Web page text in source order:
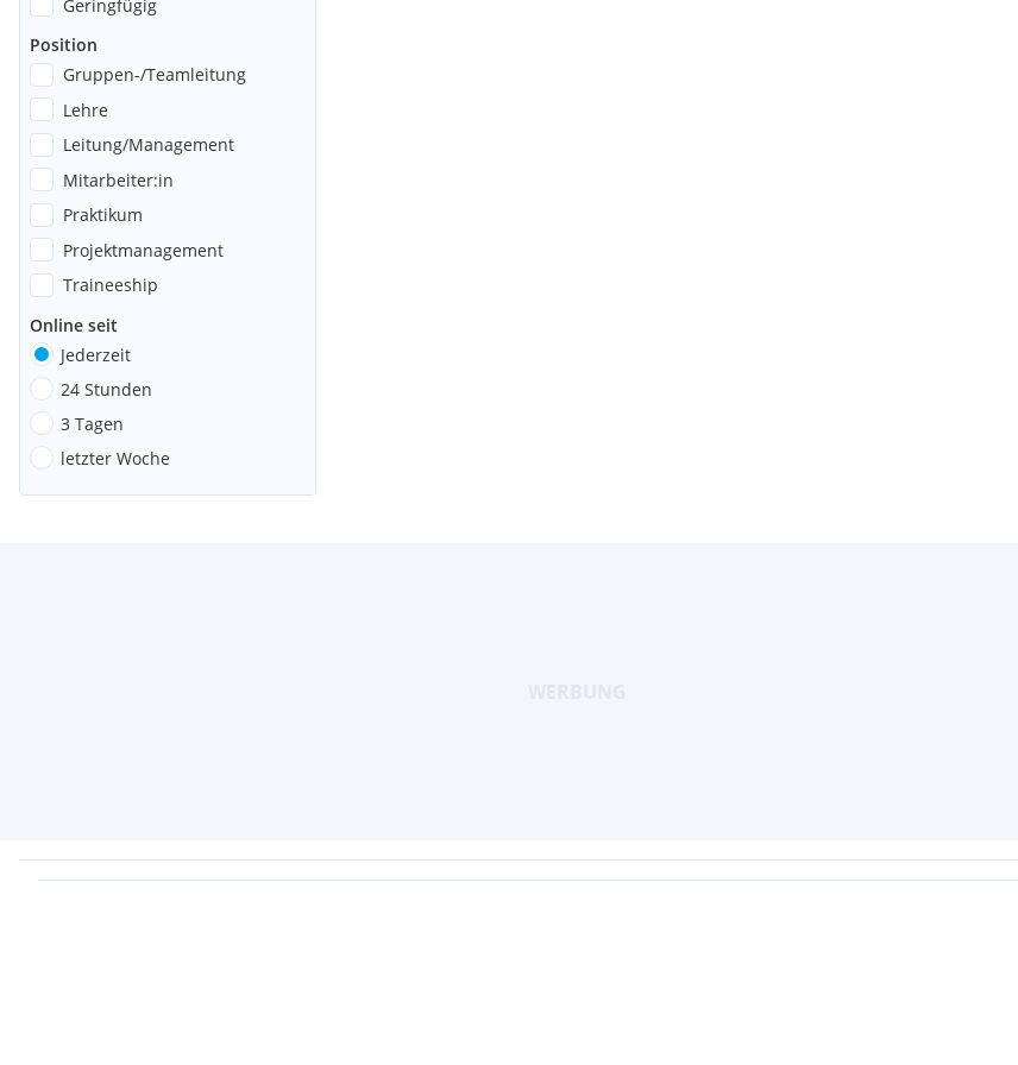
Geringfügig
Position
Gruppen-/Teamleitung
Lehre
Leitung/Management
Mitarbeiter:in
Praktikum
Projektmanagement
Traineeship
Online seit
Jederzeit
24 Stunden
3 Tagen
letzter Woche